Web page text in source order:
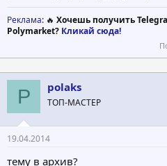
Реклама: 🔥 Хочешь получить
Polymarket? Кликай сюда!
P polaks
ТОП-МАСТЕР
19.04.2014
тему в архив?